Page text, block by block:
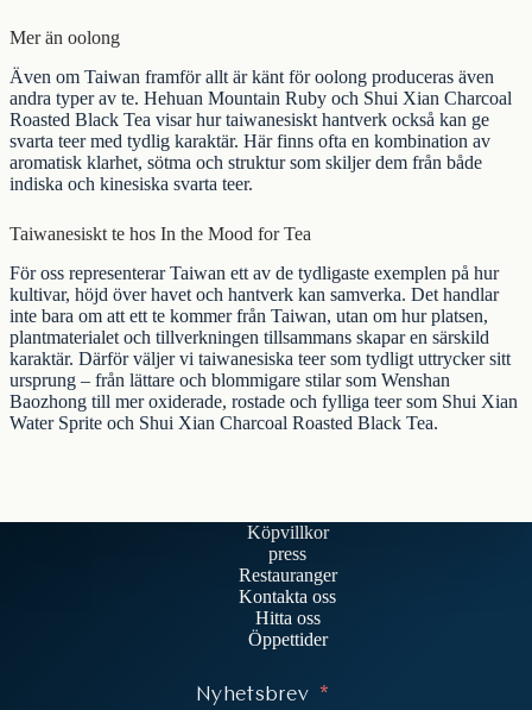
Mer än oolong
Även om Taiwan framför allt är känt föroolong produceras även
andra typer av te. Hehuan Mountain Ruby och Shui Xian Charcoal
Roasted Black Tea visar hur taiwanesiskt hantverk också kan ge
svarta teermed tydlig karaktär. Här finns ofta en kombination av
aromatisk klarhet, sötma och struktur som skiljer dem från både
indiska och kinesiska svarta teer.
Taiwanesiskt te hos In the Mood for Tea
För oss representerar Taiwan ett av de tydligaste exemplen på hur
kultivar, höjd över havet och hantverk kan samverka. Det handlar
inte bara om att ett te kommer från Taiwan, utan om hur platsen,
plantmaterialet och tillverkningen tillsammans skapar en särskild
karaktär. Därför väljer vi taiwanesiska teer som tydligt uttrycker sitt
ursprung – från lättare och blommigare stilar som Wenshan
Baozhong till mer oxiderade, rostade och fylliga teer som Shui Xian
Water Sprite och Shui Xian Charcoal Roasted Black Tea.
Köpvillkor
press
Restauranger
Kontakta oss
Hitta oss
Öppettider
Nyhetsbrev